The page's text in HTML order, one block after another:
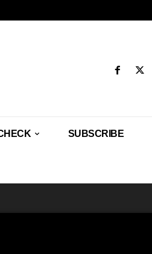
SUBSCRIBE